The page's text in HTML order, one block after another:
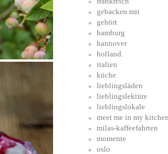
gebacken mit
gehört
hamburg
hannover
holland.
italien
küche
lieblingsläden
lieblingslektüre
lieblingslokale
meet me in my kitchen
milas-kaffeefahrten
momente
oslo